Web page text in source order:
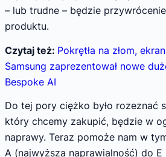
– lub trudne – będzie
produktu.
Czytaj też: Pokrętła na złom,
Samsung zaprezentował nowe
Bespoke AI
Do tej pory ciężko było rozeznać
który chcemy zakupić, będzie w
naprawy. Teraz pomoże nam w
A (najwyższa naprawialność) do